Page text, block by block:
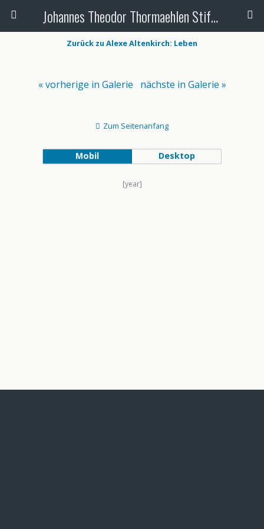
Johannes Theodor Thormaehlen Stiftung
Zurück zu Alexe Altenkirch: Leben
« vorherige in Galerie nächste in Galerie »
Zum Seitenanfang
Mobil Desktop
[year]